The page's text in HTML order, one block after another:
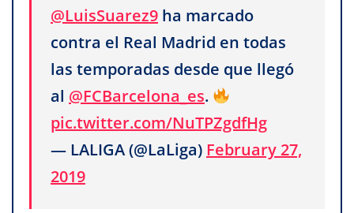
@LuisSuarez9 ha marcado
contra el Real Madrid en todas
las temporadas desde que llegó
al @FCBarcelona_es.
pic.twitter.com/NuTPZgdfHg
— LALIGA (@LaLiga) February 27,
2019